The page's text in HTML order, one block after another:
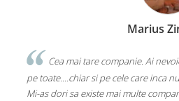
si pot spune ca experienta a fost
prompti in preluarea
sunt calitative. Sunt pe lista